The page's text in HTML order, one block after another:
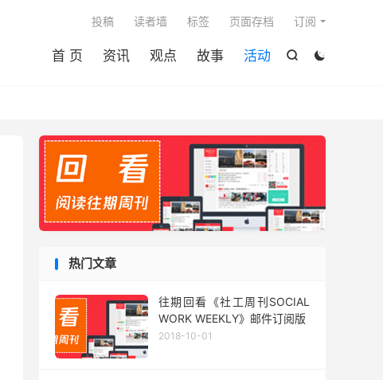


首 页 资讯 观点 故事 活动
投稿 读者墙 标签 页面存档 订阅
热门文章
往期回看《社工周刊SOCIAL
WORK WEEKLY》邮件订阅版
2018-10-01